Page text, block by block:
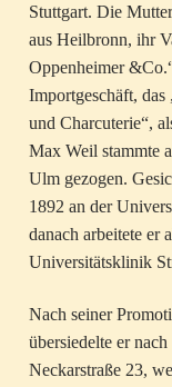
Stuttgart. Die
aus Heilbronn, ihr
Oppenheimer
Importgeschäft,
und Charcuterie“,
Max Weil stammte
Ulm gezogen.
1892 an der
danach arbeitete er
Universitätsklinik
Nach seiner
übersiedelte er
Neckarstraße 23,